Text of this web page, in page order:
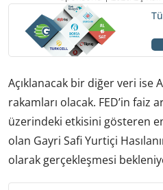
Açıklanacak bir diğer veri ise
rakamları olacak. FED’in faiz
üzerindeki etkisini gösteren
olan Gayri Safi Yurtiçi
olarak gerçekleşmesi